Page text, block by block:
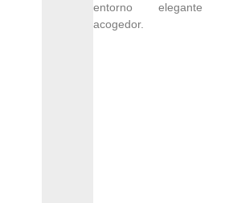
entorno elegante
acogedor.